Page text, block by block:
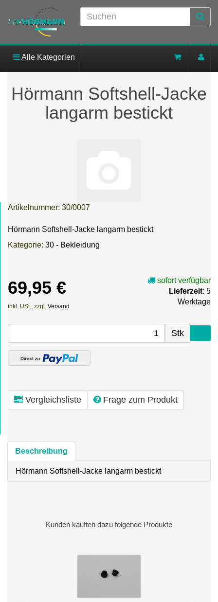
Alle Kategorien
Hörmann Softshell-Jacke
langarm bestickt
Artikelnummer: 30/0007
Hörmann Softshell-Jacke langarm bestickt
Kategorie: 30 - Bekleidung
69,95 €
inkl. USt., zzgl. Versand
sofort verfügbar
Lieferzeit: 5
Werktage
Stk
Vergleichsliste Frage zum Produkt
Beschreibung
Hörmann Softshell-Jacke langarm bestickt
Kunden kauften dazu folgende Produkte